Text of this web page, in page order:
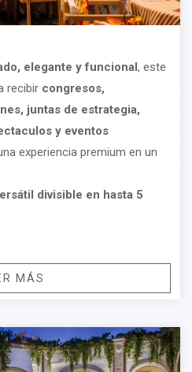
Y ELEVA TU
elegante y funcional, este
recibir congresos,
juntas de estrategia,
y eventos
experiencia premium en un
divisible en hasta 5
MÁS